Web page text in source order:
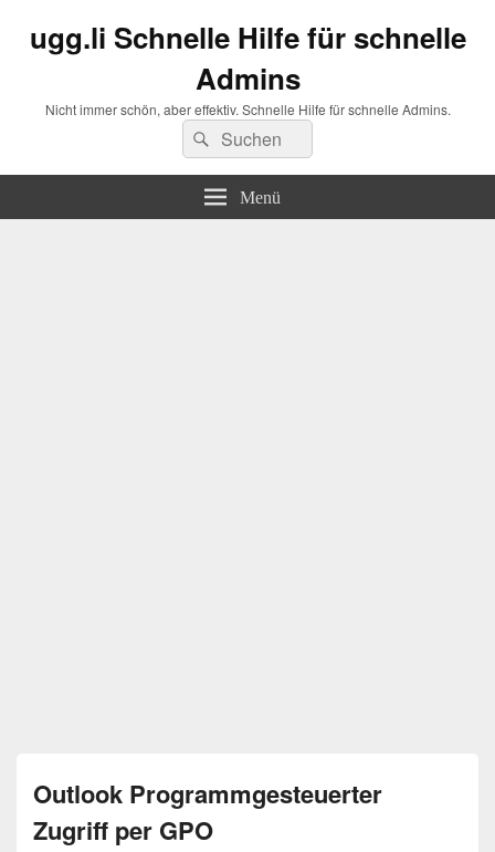
ugg.li Schnelle Hilfe für schnelle
Admins
Nicht immer schön, aber effektiv. Schnelle Hilfe für schnelle Admins.
Suchen
nach:
Suchen
Menü
Outlook Programmgesteuerter
Zugriff per GPO